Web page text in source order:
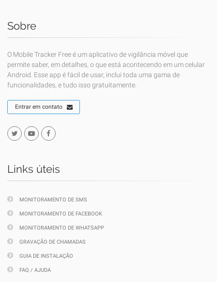
Sobre
O Mobile Tracker Free é um aplicativo de vigilância móvel que
permite saber, em detalhes, o que está acontecendo em um celular
Android. Esse app é fácil de usar, inclui toda uma gama de
funcionalidades, e tudo isso gratuitamente.
Entrar em contato
Links úteis
MONITORAMENTO DE SMS
MONITORAMENTO DE FACEBOOK
MONITORAMENTO DE WHATSAPP
GRAVAÇÃO DE CHAMADAS
GUIA DE INSTALAÇÃO
FAQ / AJUDA